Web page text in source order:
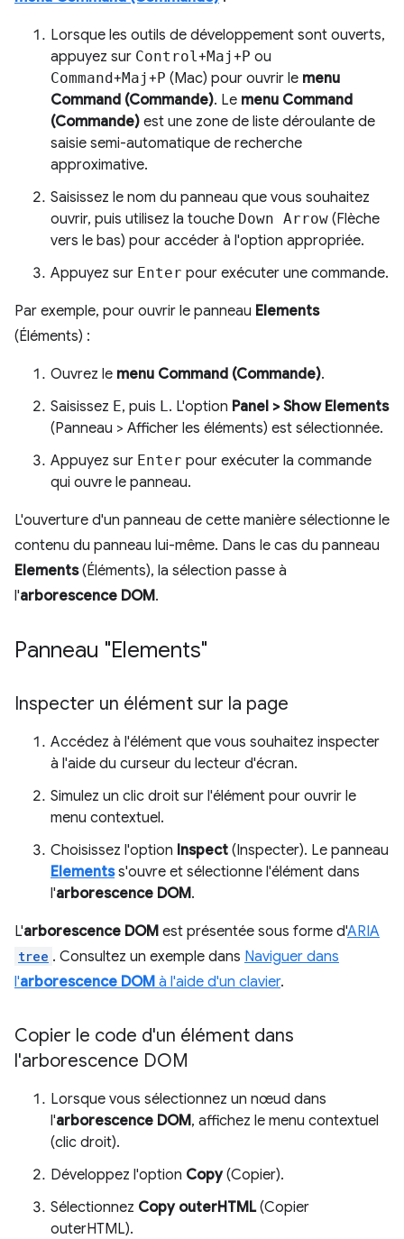
Lorsque les outils de développement sont ouverts,
appuyez sur Control+Maj+P ou
Command+Maj+P (Mac) pour ouvrir le menu
Command (Commande). Le menu Command
(Commande) est une zone de liste déroulante de
saisie semi-automatique de recherche
approximative.
Saisissez le nom du panneau que vous souhaitez
ouvrir, puis utilisez la touche Down Arrow (Flèche
vers le bas) pour accéder à l'option appropriée.
Appuyez sur Enter pour exécuter une commande.
Par exemple, pour ouvrir le panneau Elements
(Éléments) :
Ouvrez le menu Command (Commande).
Saisissez E, puis L. L'option Panel > Show Elements
(Panneau > Afficher les éléments) est sélectionnée.
Appuyez sur Enter pour exécuter la commande
qui ouvre le panneau.
L'ouverture d'un panneau de cette manière sélectionne le
contenu du panneau lui-même. Dans le cas du panneau
Elements(Éléments), la sélection passe à
l'arborescence DOM.
Panneau "Elements"
Inspecter un élément sur la page
Accédez à l'élément que vous souhaitez inspecter
à l'aide du curseur du lecteur d'écran.
Simulez un clic droit sur l'élément pour ouvrir le
menu contextuel.
Choisissez l'option Inspect (Inspecter). Le panneau
Elementss'ouvre et sélectionne l'élément dans
l'arborescence DOM.
L'arborescence DOM est présentée sous forme d'ARIA
tree . Consultez un exemple dans Naviguer dans
l'arborescence DOM à l'aide d'un clavier.
Copier le code d'un élément dans
l'arborescence DOM
Lorsque vous sélectionnez un nœud dans
l'arborescence DOM, affichez le menu contextuel
(clic droit).
Développez l'option Copy(Copier).
Sélectionnez Copy outerHTML(Copier
outerHTML).